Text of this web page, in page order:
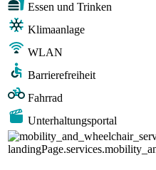
Essen und Trinken
Klimaanlage
WLAN
Barrierefreiheit
Fahrrad
Unterhaltungsportal